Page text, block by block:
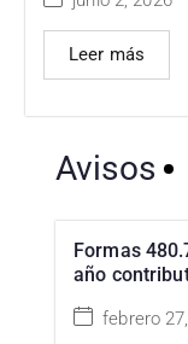
Leer más
Avisos
Formas
año
febrero